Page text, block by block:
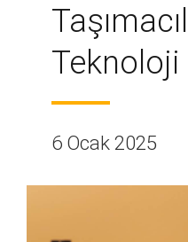
Teknoloji
6 Ocak 2025